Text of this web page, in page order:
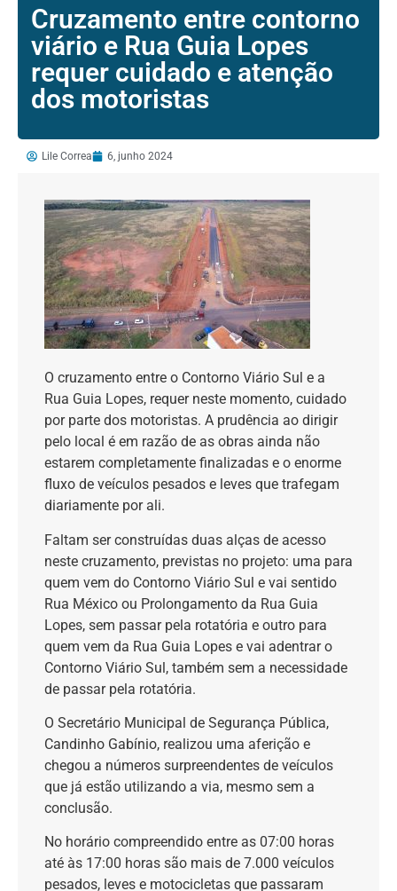
Cruzamento entre contorno
viário e Rua Guia Lopes
requer cuidado e atenção
dos motoristas
Lile Correa 6, junho 2024
O cruzamento entre o Contorno Viário Sul e a
Rua Guia Lopes, requer neste momento, cuidado
por parte dos motoristas. A prudência ao dirigir
pelo local é em razão de as obras ainda não
estarem completamente finalizadas e o enorme
fluxo de veículos pesados e leves que trafegam
diariamente por ali.
Faltam ser construídas duas alças de acesso
neste cruzamento, previstas no projeto: uma para
quem vem do Contorno Viário Sul e vai sentido
Rua México ou Prolongamento da Rua Guia
Lopes, sem passar pela rotatória e outro para
quem vem da Rua Guia Lopes e vai adentrar o
Contorno Viário Sul, também sem a necessidade
de passar pela rotatória.
O Secretário Municipal de Segurança Pública,
Candinho Gabínio, realizou uma aferição e
chegou a números surpreendentes de veículos
que já estão utilizando a via, mesmo sem a
conclusão.
No horário compreendido entre as 07:00 horas
até às 17:00 horas são mais de 7.000 veículos
pesados, leves e motocicletas que passaram